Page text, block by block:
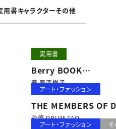
用書キャラクターその他
実用書
Berry BOOK
甘酸っぱくておいしい
ンク60レシピ
著 原亜樹子
アート・ファッション
THE MEMBERS OF
監修 DRUM TAO
アート・ファッション